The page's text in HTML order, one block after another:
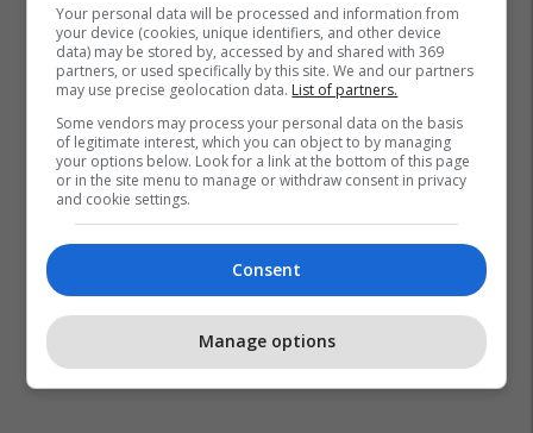
Your personal data will be processed and information from
your device (cookies, unique identifiers, and other device
data) may be stored by, accessed by and shared with 369
partners, or used specifically by this site. We and our partners
may use precise geolocation data. List of partners.
Some vendors may process your personal data on the basis
of legitimate interest, which you can object to by managing
your options below. Look for a link at the bottom of this page
or in the site menu to manage or withdraw consent in privacy
and cookie settings.
Consent
Manage options